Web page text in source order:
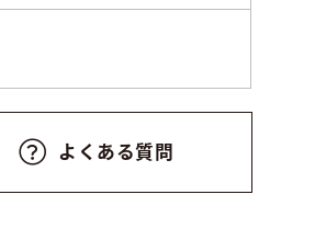
よくある質問